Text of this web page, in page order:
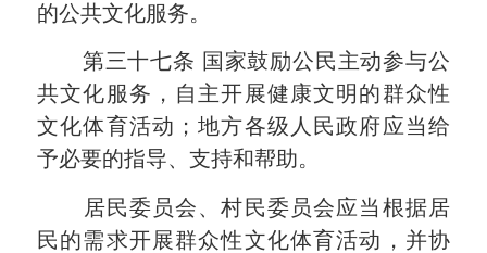
的公共文化服务。
第三十七条 国家鼓励公民主动参与公
共文化服务，自主开展健康文明的群众性
文化体育活动；地方各级人民政府应当给
予必要的指导、支持和帮助。
居民委员会、村民委员会应当根据居
民的需求开展群众性文化体育活动，并协